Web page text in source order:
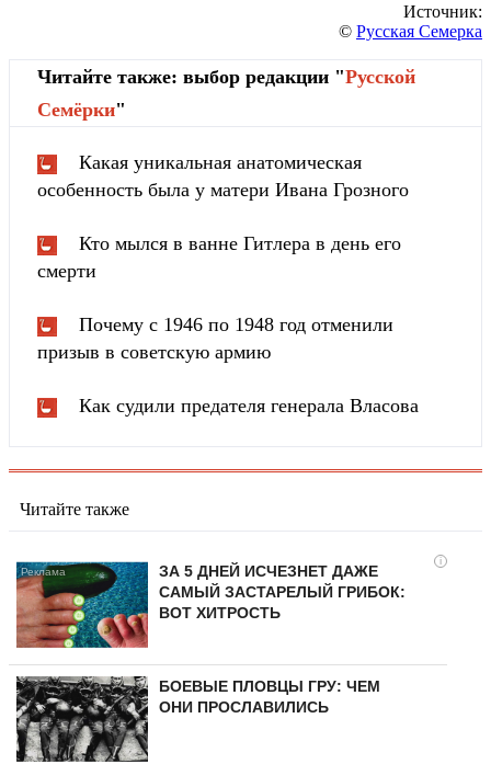
Источник:
© Русская Семерка
Читайте также: выбор редакции "Русской
Cемёрки"
Какая уникальная анатомическая
особенность была у матери Ивана Грозного
Кто мылся в ванне Гитлера в день его
смерти
Почему с 1946 по 1948 год отменили
призыв в советскую армию
Как судили предателя генерала Власова
Читайте также
i
ЗА 5 ДНЕЙ ИСЧЕЗНЕТ ДАЖЕ
САМЫЙ ЗАСТАРЕЛЫЙ ГРИБОК:
ВОТ ХИТРОСТЬ
БОЕВЫЕ ПЛОВЦЫ ГРУ: ЧЕМ
ОНИ ПРОСЛАВИЛИСЬ